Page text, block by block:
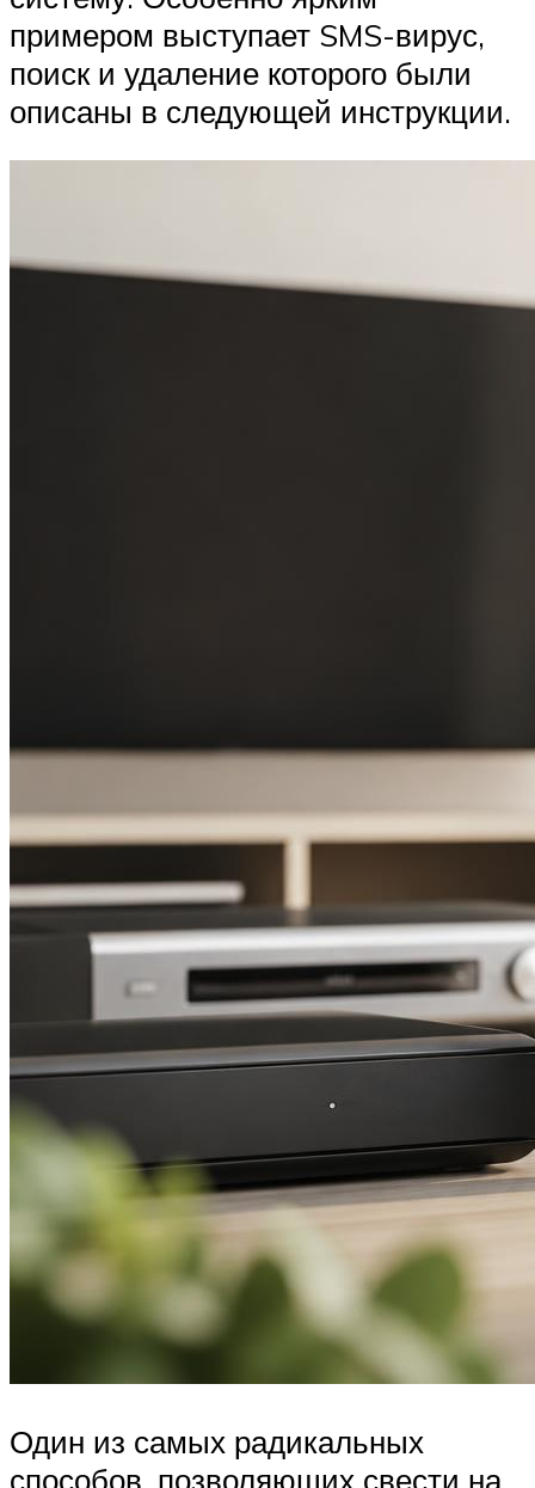
примером выступает SMS-вирус,
поиск и удаление которого были
описаны в следующей инструкции.
Один из самых радикальных
способов, позволяющих свести на